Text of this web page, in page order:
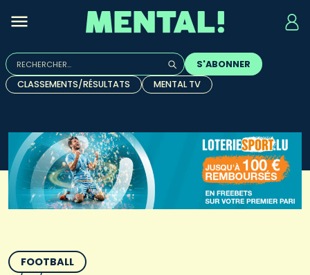
Rechercher :
Quand les résultats de l'auto-complétion sont
S'ABONNER
CLASSEMENTS/RÉSULTATS
MENTAL TV
FOOTBALL